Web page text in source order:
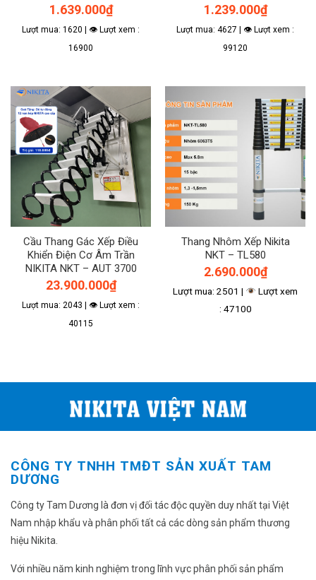
1.639.000₫
Lượt mua: 1620 | 👁 Lượt xem :
16900
1.239.000₫
Lượt mua: 4627 | 👁 Lượt xem :
99120
Cầu Thang Gác Xếp Điều
Khiển Điện Cơ Âm Trần
NIKITA NKT – AUT 3700
23.900.000₫
Lượt mua: 2043 | 👁 Lượt xem :
40115
Thang Nhôm Xếp Nikita
NKT – TL580
2.690.000₫
Lượt mua: 2501 |
Lượt xem
: 47100
CÔNG TY TNHH TMĐT SẢN XUẤT TAM
DƯƠNG
Công ty Tam Dương là đơn vị đối tác độc quyền duy nhất tại Việt
Nam nhập khẩu và phân phối tất cả các dòng sản phẩm thương
hiệu Nikita.
Với nhiều năm kinh nghiệm trong lĩnh vực phân phối sản phẩm